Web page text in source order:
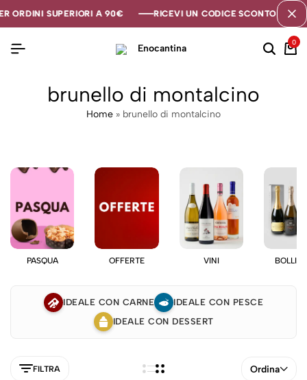
ORDINI SUPERIORI A 90€ RICEVI UN CODICE SCONTO DI 5€
ORDINI SUPERIORI A 90€ RICEVI UN CODICE SCONTO DI 5€
ORDINI SUPERIORI A 90€ RICEVI UN CODICE SCONTO DI 5€
0
brunello di montalcino
Home » brunello di montalcino
PASQUA OFFERTE VINI
IDEALE CON CARNE
IDEALE CON PESCE
IDEALE CON DESSERT
FILTRA Ordina